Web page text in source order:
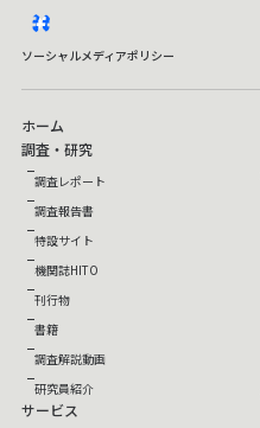
ソーシャルメディアポリシー
ホーム
調査・研究
調査レポート
調査報告書
特設サイト
機関誌HITO
刊行物
書籍
調査解説動画
研究員紹介
サービス